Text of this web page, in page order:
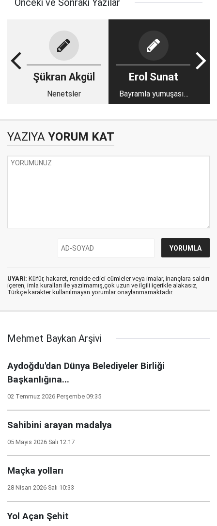
Önceki ve Sonraki Yazılar
Şükran Akgül
Nenetsler
Erol Sunat
Bayramla yumuşasın
yüreklerimiz!
YAZIYA YORUM KAT
UYARI: Küfür, hakaret, rencide edici cümleler veya imalar, inançlara saldırı
içeren, imla kuralları ile yazılmamış,çok uzun ve ilgili içerikle alakasız,
Türkçe karakter kullanılmayan yorumlar onaylanmamaktadır.
Mehmet Baykan Arşivi
Aydoğdu'dan Dünya Belediyeler Birliği
Başkanlığına...
02 Temmuz 2026 Perşembe 09:35
Sahibini arayan madalya
05 Mayıs 2026 Salı 12:17
Maçka yolları
28 Nisan 2026 Salı 10:33
Yol Açan Şehit